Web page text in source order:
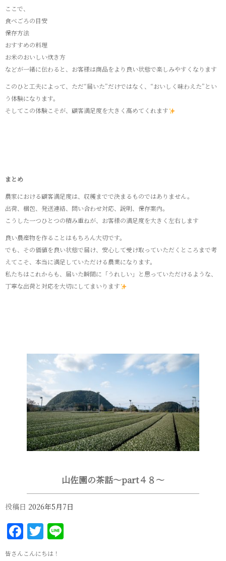
ここで、
食べごろの目安
保存方法
おすすめの料理
お米のおいしい炊き方
などが一緒に伝わると、お客様は商品をより良い状態で楽しみやすくなります
このひと工夫によって、ただ“届いた”だけではなく、“おいしく味わえた”とい
う体験になります。
そしてこの体験こそが、顧客満足度を大きく高めてくれます
まとめ
農家における顧客満足度は、収穫までで決まるものではありません。
出荷、梱包、発送連絡、問い合わせ対応、説明、保存案内。
こうした一つひとつの積み重ねが、お客様の満足度を大きく左右します
良い農産物を作ることはもちろん大切です。
でも、その価値を良い状態で届け、安心して受け取っていただくところまで考
えてこそ、本当に満足していただける農業になります。
私たちはこれからも、届いた瞬間に「うれしい」と思っていただけるような、
丁寧な出荷と対応を大切にしてまいります
山佐園の茶話～part４８～
投稿日 2026年5月7日
Facebook
Twitter
皆さんこんにちは！